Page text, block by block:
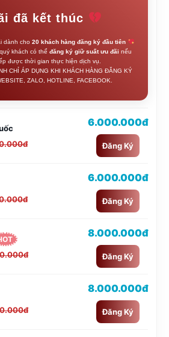
đã kết thúc
dành cho 20 khách hàng đăng ký đầu tiên
khách có thể đăng ký giữ suất ưu đãi nếu
được thời gian thực hiện dịch vụ.
CHỈ ÁP DỤNG KHI KHÁCH HÀNG ĐĂNG KÝ
ZALO, HOTLINE, FACEBOOK.
6.000.000đ
Đăng Ký
6.000.000đ
Đăng Ký
8.000.000đ
Đăng Ký
8.000.000đ
Đăng Ký